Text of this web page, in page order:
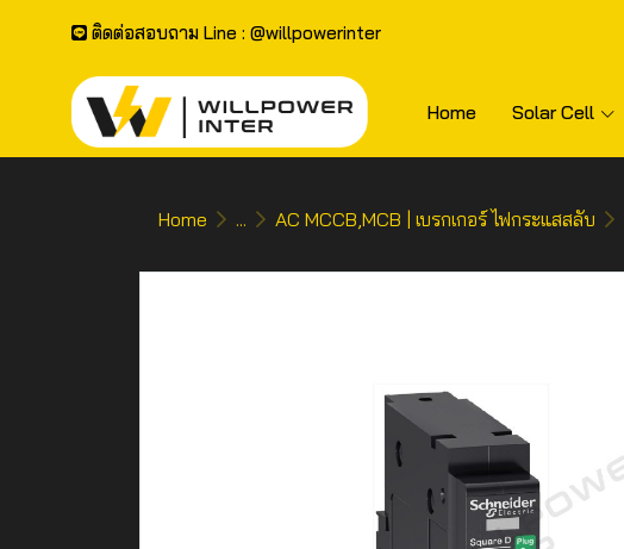
ติดต่อสอบถาม Line : @willpowerinter
Home Solar Cell
Home ... AC MCCB,MCB | เบรกเกอร์ ไฟกระแสสลับ